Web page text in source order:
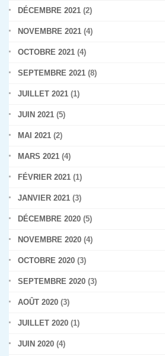
DÉCEMBRE 2021 (2)
NOVEMBRE 2021 (4)
OCTOBRE 2021 (4)
SEPTEMBRE 2021 (8)
JUILLET 2021 (1)
JUIN 2021 (5)
MAI 2021 (2)
MARS 2021 (4)
FÉVRIER 2021 (1)
JANVIER 2021 (3)
DÉCEMBRE 2020 (5)
NOVEMBRE 2020 (4)
OCTOBRE 2020 (3)
SEPTEMBRE 2020 (3)
AOÛT 2020 (3)
JUILLET 2020 (1)
JUIN 2020 (4)